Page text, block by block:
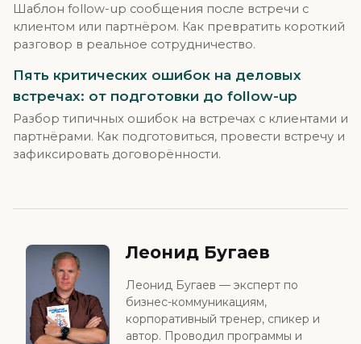
Шаблон follow-up сообщения после встречи с
клиентом или партнёром. Как превратить короткий
разговор в реальное сотрудничество.
Пять критических ошибок на деловых
встречах: от подготовки до follow-up
Разбор типичных ошибок на встречах с клиентами и
партнёрами. Как подготовиться, провести встречу и
зафиксировать договорённости.
Леонид Бугаев
Леонид Бугаев — эксперт по
бизнес-коммуникациям,
корпоративный тренер, спикер и
автор. Проводил программы и